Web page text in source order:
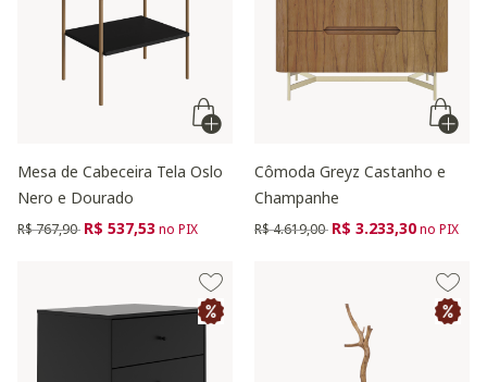
Mesa de Cabeceira Tela Oslo
Nero e Dourado
Preço reduzido de
R$ 767,90 para
R$ 537,53no PIX
Cômoda Greyz Castanho e
Champanhe
Preço reduzido de
R$ 4.619,00 para
R$ 3.233,30no PIX